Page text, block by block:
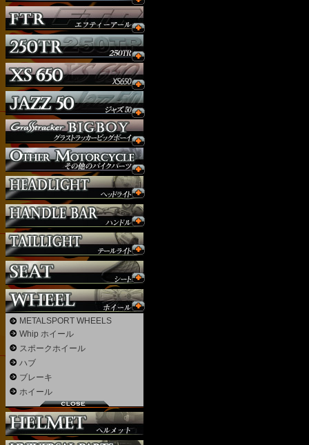
ウインカー
オーダー
ガソリンタンク
サイドナンバー
サスペンション
シート
ジョッキーシフト
ハンドルバー
ハンドル周り
ヘッドライト
マフラー
外装パーツ
METALSPORT WHEELS
Whip ホイール
スポークホイール
ハブ
ブレーキ
ホイール